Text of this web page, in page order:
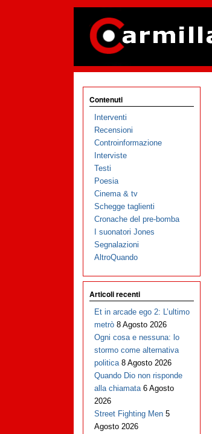
Contenuti
Interventi
Recensioni
Controinformazione
Interviste
Testi
Poesia
Cinema & tv
Schegge taglienti
Cronache del pre-bomba
I suonatori Jones
Segnalazioni
AltroQuando
Articoli recenti
Et in arcade ego 2: L’ultimo
metrò 8 Agosto 2026
Ogni cosa e nessuna: lo
stormo come alternativa
politica 8 Agosto 2026
Quando Dio non risponde
alla chiamata 6 Agosto
2026
Street Fighting Men 5
Agosto 2026